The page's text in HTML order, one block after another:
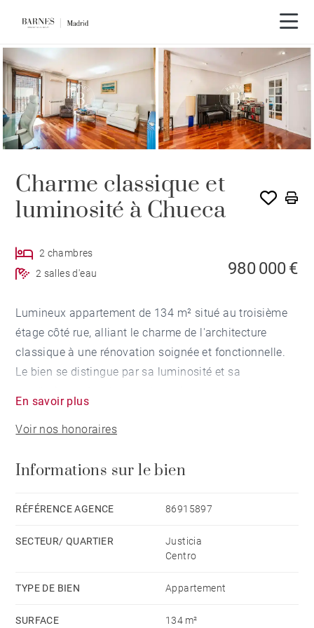
Visite vidéo
Charme classique et
luminosité à Chueca
2 chambres
2 salles d'eau
980 000 €
Lumineux appartement de 134 m² situé au troisième
étage côté rue, alliant le charme de l'architecture
classique à une rénovation soignée et fonctionnelle.
Le bien se distingue par sa luminosité et sa
balcons donnant sur la rue et à ses nombreuses
fenêtres donnant sur des cours intérieures qui
journée.
L'appartement dispose d'un vaste salon insonorisé,
généreuses et de deux chambres doubles, avec la
troisième chambre. La chambre principale dispose
En savoir plus
Voir nos honoraires
Informations sur le bien
RÉFÉRENCE AGENCE 86915897
SECTEUR/ QUARTIER
Justicia
Centro
TYPE DE BIEN Appartement
SURFACE 134 m²